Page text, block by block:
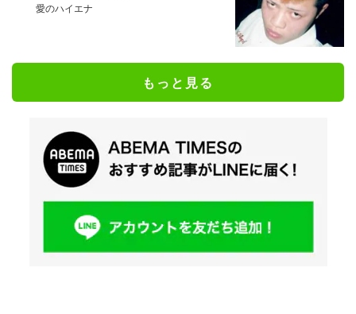
愛のハイエナ
もっと見る